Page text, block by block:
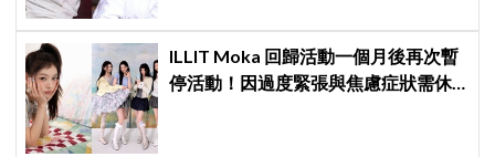
ILLIT Moka 回歸活動一個月後再次暫
停活動！因過度緊張與焦慮症狀需休